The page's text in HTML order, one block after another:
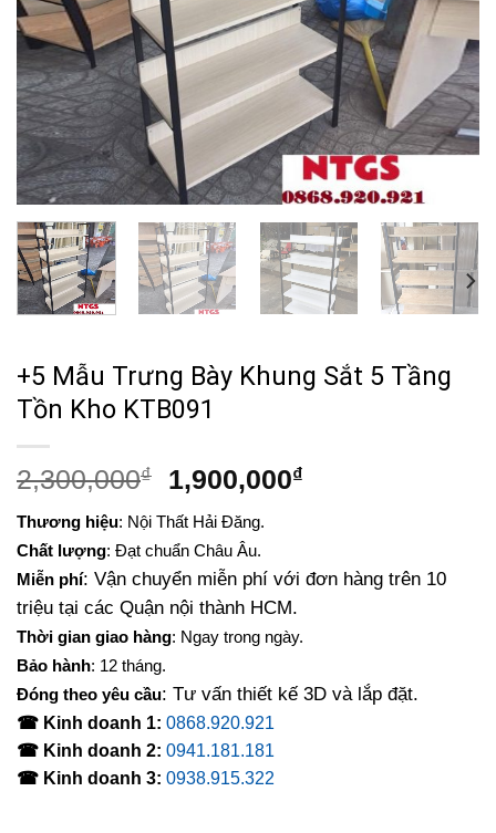
+5 Mẫu Trưng Bày Khung Sắt 5 Tầng
Tồn Kho KTB091
2,300,000₫
Giá
là:
2,300,000₫.
1,900,000₫Giá
1,900,000₫.
Thương hiệu: Nội Thất Hải Đăng.
Chất lượng: Đạt chuẩn Châu Âu.
Miễn phí: Vận chuyển miễn phí với đơn hàng trên 10
triệu tại các Quận nội thành HCM.
Thời gian giao hàng: Ngay trong ngày.
Bảo hành: 12 tháng.
Đóng theo yêu cầu: Tư vấn thiết kế 3D và lắp đặt.
☎ Kinh doanh 1: 0868.920.921
☎ Kinh doanh 2: 0941.181.181
☎ Kinh doanh 3: 0938.915.322